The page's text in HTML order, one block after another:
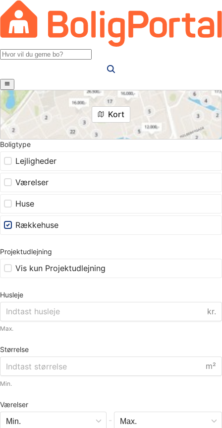
Kort
Boligtype
Lejligheder
Værelser
Huse
Rækkehuse
Projektudlejning
Vis kun Projektudlejning
Husleje
kr.
Max.
Størrelse
m²
Min.
Værelser
-